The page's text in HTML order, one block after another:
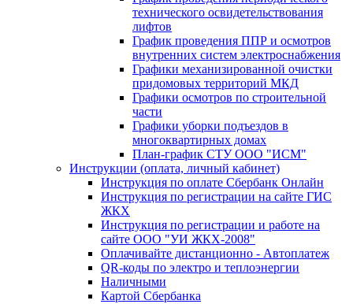
технического освидетельствования
лифтов
График проведения ППР и осмотров
внутренних систем электроснабжения
Графики механизированной очистки
придомовых территорий МКД
Графики осмотров по строительной
части
Графики уборки подъездов в
многоквартирных домах
План-график СТУ ООО "ИСМ"
Инструкции (оплата, личный кабинет)
Инструкция по оплате Сбербанк Онлайн
Инструкция по регистрации на сайте ГИС
ЖКХ
Инструкция по регистрации и работе на
сайте ООО "УИ ЖКХ-2008"
Оплачивайте дистанционно - Автоплатеж
QR-коды по электро и теплоэнергии
Наличными
Картой Сбербанка